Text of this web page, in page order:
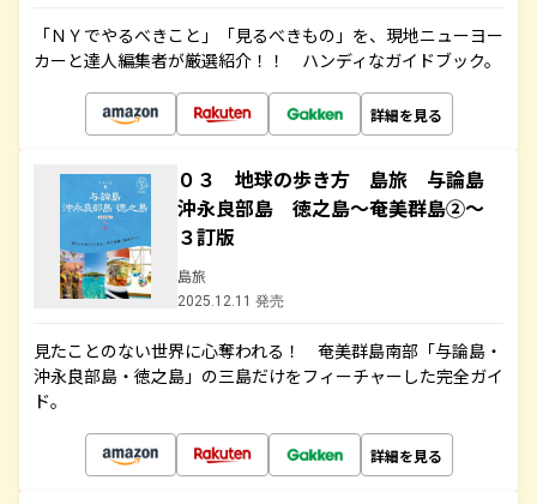
「ＮＹでやるべきこと」「見るべきもの」を、現地ニューヨー
カーと達人編集者が厳選紹介！！ ハンディなガイドブック。
詳細を見る
０３ 地球の歩き方 島旅 与論島
沖永良部島 徳之島～奄美群島②～
３訂版
島旅
2025.12.11 発売
見たことのない世界に心奪われる！ 奄美群島南部「与論島・
沖永良部島・徳之島」の三島だけをフィーチャーした完全ガイ
ド。
詳細を見る